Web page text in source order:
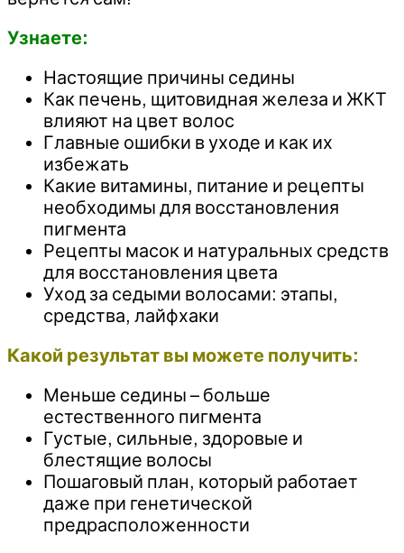
Узнаете:
Настоящие причины седины
Как печень, щитовидная железа и ЖКТ
влияют на цвет волос
Главные ошибки в уходе и как их
избежать
Какие витамины, питание и рецепты
необходимы для восстановления
пигмента
Рецепты масок и натуральных средств
для восстановления цвета
Уход за седыми волосами: этапы,
средства, лайфхаки
Какой результат вы можете получить:
Меньше седины – больше
естественного пигмента
Густые, сильные, здоровые и
блестящие волосы
Пошаговый план, который работает
даже при генетической
предрасположенности